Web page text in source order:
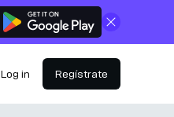
Cerrar
Log in Regístrate